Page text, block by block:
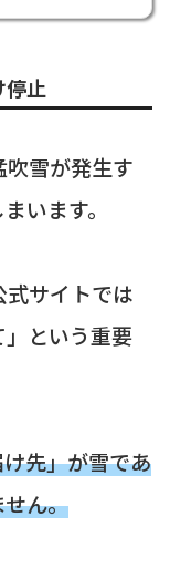
停止
雪が発生す
います。
サイトでは
」という重要
先」が雪であ
ん。